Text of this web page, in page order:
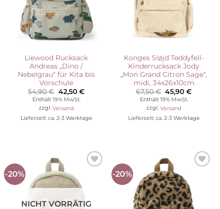
Liewood Rucksack
Andreas „Dino /
Nebelgrau“ für Kita bis
Vorschule
54,90€ Ursprünglicher
Preis
war:
54,90 €
42,50 €Aktueller
Enthält 19% MwSt.
zzgl. Versand
Lieferzeit: ca. 2-3 Werktage
Konges Sløjd Teddyfell-
Kinderrucksack Jody
„Mon Grand Citron Sage“,
midi, 34x26x10cm
67,50€ Ursprünglicher
Preis
war:
67,50 €
45,90€
Enthält 19% MwSt.
zzgl. Versand
Lieferzeit: ca. 2-3 Werktage
-20%
Auf die
Wunschliste
NICHT VORRÄTIG
-20%
Auf die
Wunschliste